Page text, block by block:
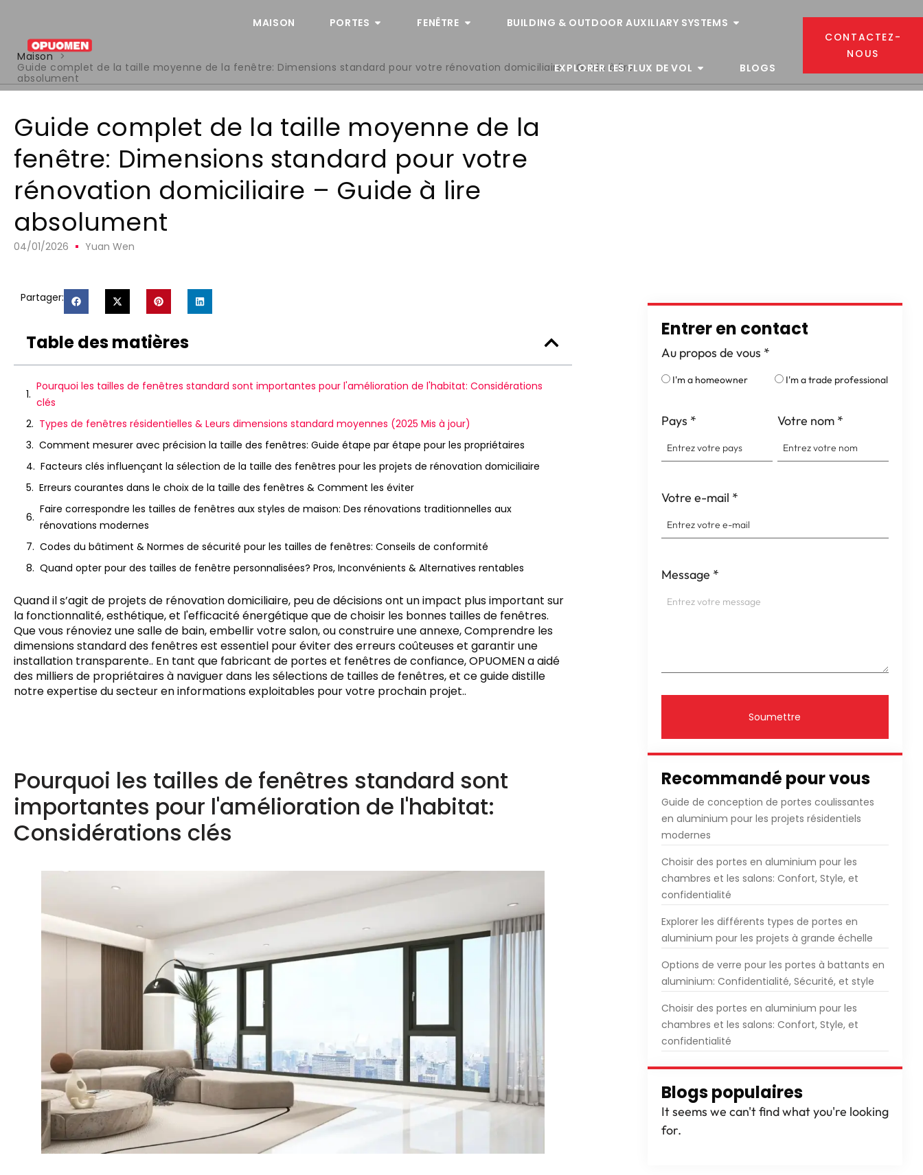
MAISON PORTES FENÊTRE BUILDING & OUTDOOR AUXILIARY SYSTEMS
EXPLORER LES FLUX DE VOL BLOGS
CONTACTEZ-
NOUS
Maison >
Guide complet de la taille moyenne de la fenêtre: Dimensions standard pour votre rénovation domiciliaire – Guide à lire
absolument
Guide complet de la taille moyenne de la
fenêtre: Dimensions standard pour votre
rénovation domiciliaire – Guide à lire
absolument
04/01/2026 Yuan Wen
Partager:
Table des matières
Pourquoi les tailles de fenêtres standard sont importantes pour l'amélioration de l'habitat: Considérations
clés
Types de fenêtres résidentielles & Leurs dimensions standard moyennes (2025 Mis à jour)
Comment mesurer avec précision la taille des fenêtres: Guide étape par étape pour les propriétaires
Facteurs clés influençant la sélection de la taille des fenêtres pour les projets de rénovation domiciliaire
Erreurs courantes dans le choix de la taille des fenêtres & Comment les éviter
Faire correspondre les tailles de fenêtres aux styles de maison: Des rénovations traditionnelles aux
rénovations modernes
Codes du bâtiment & Normes de sécurité pour les tailles de fenêtres: Conseils de conformité
Quand opter pour des tailles de fenêtre personnalisées? Pros, Inconvénients & Alternatives rentables
Quand il s’agit de projets de rénovation domiciliaire, peu de décisions ont un impact plus important sur
la fonctionnalité, esthétique, et l'efficacité énergétique que de choisir les bonnes tailles de fenêtres.
Que vous rénoviez une salle de bain, embellir votre salon, ou construire une annexe, Comprendre les
dimensions standard des fenêtres est essentiel pour éviter des erreurs coûteuses et garantir une
installation transparente.. En tant que fabricant de portes et fenêtres de confiance, OPUOMEN a aidé
des milliers de propriétaires à naviguer dans les sélections de tailles de fenêtres, et ce guide distille
notre expertise du secteur en informations exploitables pour votre prochain projet..
Pourquoi les tailles de fenêtres standard sont
importantes pour l'amélioration de l'habitat:
Considérations clés
Entrer en contact
Au propos de vous *
I'm a homeowner I'm a trade professional
Pays * Votre nom *
Votre e-mail *
Message *
Soumettre
Recommandé pour vous
Guide de conception de portes coulissantes
en aluminium pour les projets résidentiels
modernes
Choisir des portes en aluminium pour les
chambres et les salons: Confort, Style, et
confidentialité
Explorer les différents types de portes en
aluminium pour les projets à grande échelle
Options de verre pour les portes à battants en
aluminium: Confidentialité, Sécurité, et style
Choisir des portes en aluminium pour les
chambres et les salons: Confort, Style, et
confidentialité
Blogs populaires
It seems we can't find what you're looking
for.